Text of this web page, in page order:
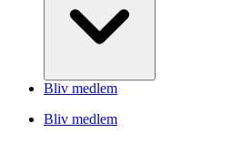
Bliv medlem
Bliv medlem